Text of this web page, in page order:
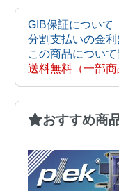
GIB保証について
分割支払いの金
この商品につい
送料無料（一部
おすすめ商